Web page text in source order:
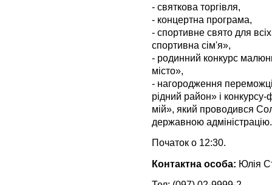
- святкова торгівля,
- концертна програма,
- спортивне свято для
спортивна сім'я»,
- родинний конкурс
місто»,
- нагородження
рідний район» і
мій», який проводився
державною адміністрацію.
Початок о 12:30.
Контактна особа: Юлія